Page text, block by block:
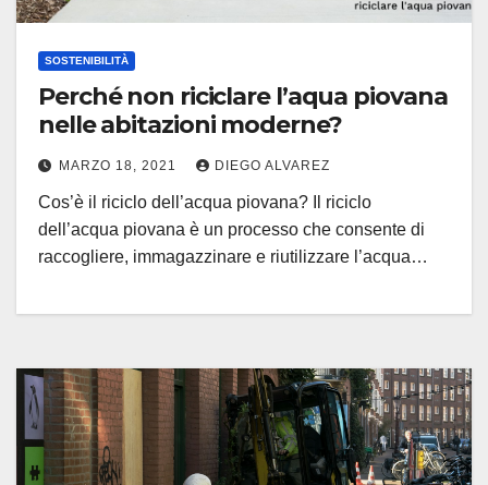
SOSTENIBILITÀ
Perché non riciclare l’aqua piovana
nelle abitazioni moderne?
MARZO 18, 2021 DIEGO ALVAREZ
Cos’è il riciclo dell’acqua piovana? Il riciclo
dell’acqua piovana è un processo che consente di
raccogliere, immagazzinare e riutilizzare l’acqua…